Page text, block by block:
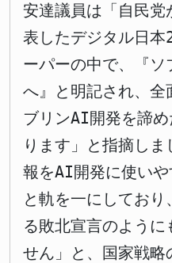
安達議員は「自民
表したデジタル日
ーパーの中で、『
へ』と明記され、全
ブリンAI開発を諦
ります」と指摘し
報をAI開発に使い
と軌を一にしてお
る敗北宣言のように
せん」と、国家戦略